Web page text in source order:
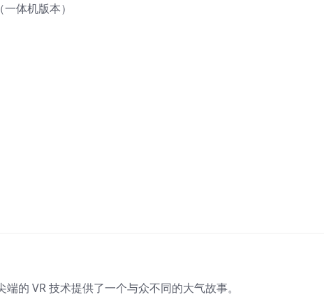
体机版本）
的 VR 技术提供了一个与众不同的大气故事。